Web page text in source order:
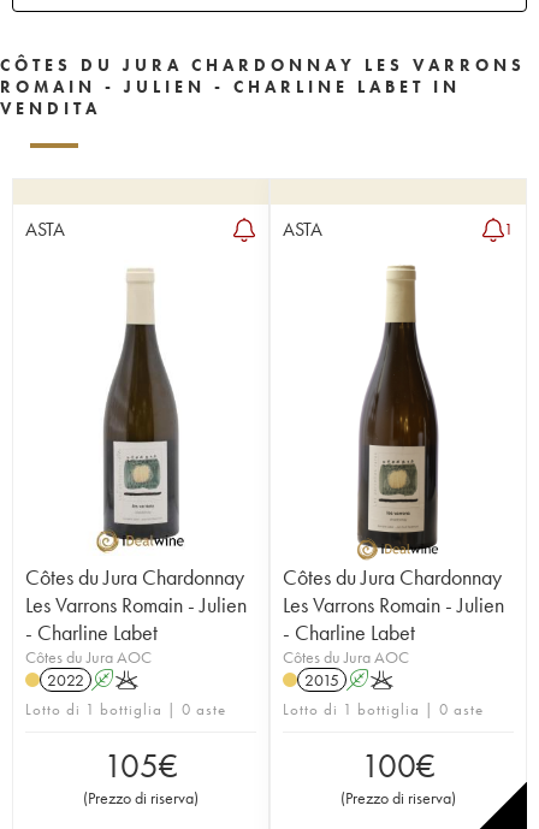
CÔTES DU JURA CHARDONNAY LES VARRONS
ROMAIN - JULIEN - CHARLINE LABET IN
VENDITA
ASTA
Côtes du Jura Chardonnay
Les Varrons Romain - Julien
- Charline Labet
Côtes du Jura AOC
2022 AK
Lotto di 1 bottiglia | 0 aste
105€
(Prezzo di riserva)
ASTA 1
Côtes du Jura Chardonnay
Les Varrons Romain - Julien
- Charline Labet
Côtes du Jura AOC
2015 AK
Lotto di 1 bottiglia | 0 aste
100€
(Prezzo di riserva)